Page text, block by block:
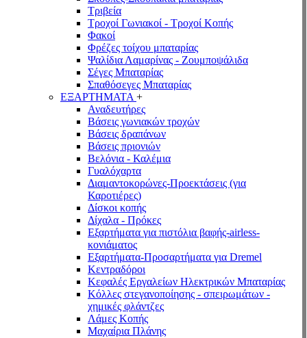
Τριβεία
Τροχοί Γωνιακοί - Τροχοί Κοπής
Φακοί
Φρέζες τοίχου μπαταρίας
Ψαλίδια Λαμαρίνας - Ζουμποψάλιδα
Σέγες Μπαταρίας
Σπαθόσεγες Μπαταρίας
ΕΞΑΡΤΗΜΑΤΑ +
Αναδευτήρες
Βάσεις γωνιακών τροχών
Βάσεις δραπάνων
Βάσεις πριονιών
Βελόνια - Καλέμια
Γυαλόχαρτα
Διαμαντοκορώνες-Προεκτάσεις (για
Καροτιέρες)
Δίσκοι κοπής
Δίχαλα - Πρόκες
Εξαρτήματα για πιστόλια βαφής-airless-
κονιάματος
Εξαρτήματα-Προσαρτήματα για Dremel
Κεντραδόροι
Κεφαλές Εργαλείων Ηλεκτρικών Μπαταρίας
Κόλλες στεγανοποίησης - σπειρωμάτων -
χημικές φλάντζες
Λάμες Κοπής
Μαχαίρια Πλάνης